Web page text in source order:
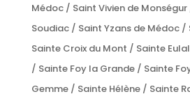
Médoc / Saint Vivien de
Soudiac / Saint Yzans de Médoc
Sainte Croix du Mont / Sainte
/ Sainte Foy la Grande / Sainte
Gemme / Sainte Hélène / Sainte